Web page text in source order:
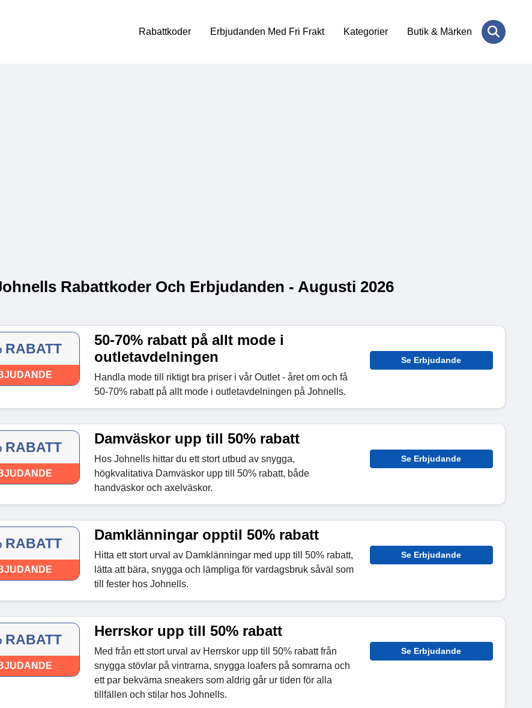
Rabattkoder Erbjudanden Med Fri Frakt Kategorier Butik & Märken
Rabattkoder Och Erbjudanden - Augusti 2026
RABATT
50-70% rabatt på allt mode i
outletavdelningen
Handla mode till riktigt bra priser i vår Outlet - året om och få
50-70% rabatt på allt mode i outletavdelningen på Johnells.
Se Erbjudande
RABATT
Damväskor upp till 50% rabatt
Hos Johnells hittar du ett stort utbud av snygga,
högkvalitativa Damväskor upp till 50% rabatt, både
handväskor och axelväskor.
Se Erbjudande
RABATT
Damklänningar opptil 50% rabatt
Hitta ett stort urval av Damklänningar med upp till 50% rabatt,
lätta att bära, snygga och lämpliga för vardagsbruk såväl som
till fester hos Johnells.
Se Erbjudande
RABATT
Herrskor upp till 50% rabatt
Med från ett stort urval av Herrskor upp till 50% rabatt från
snygga stövlar på vintrarna, snygga loafers på somrarna och
ett par bekväma sneakers som aldrig går ur tiden för alla
tillfällen och stilar hos Johnells.
Se Erbjudande